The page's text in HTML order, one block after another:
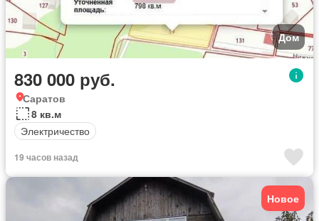
Дом
830 000 руб.
Саратов
8 кв.м
Электричество
19 часов назад
Новое